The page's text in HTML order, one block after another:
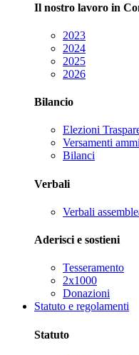
Il nostro lavoro in
2023
2024
2025
2026
Bilancio
Elezioni
Versamenti
Bilanci
Verbali
Verbali
Aderisci e sostieni
Tesseramento
2x1000
Donazioni
Statuto e regolamenti
Statuto